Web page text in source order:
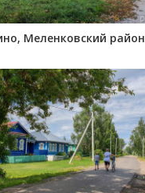
Меленковский район